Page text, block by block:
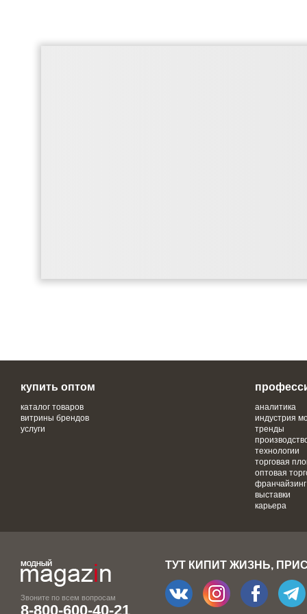
купить оптом
каталог товаров
витрины брендов
услуги
аналитика
индустрия
тренды
технологии
торговая
оптовая
франчайзинг
выставки
карьера
Звоните по всем вопросам
8-800-600-40-21
ТУТ КИПИТ ЖИЗНЬ,